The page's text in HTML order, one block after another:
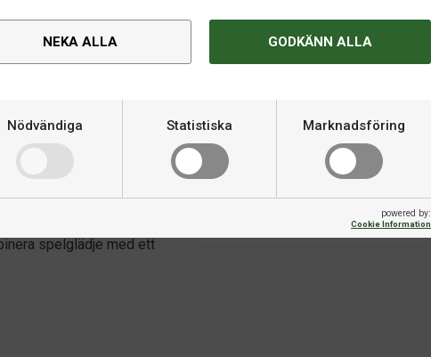
NEKA ALLA GODKÄNN ALLA
Nödvändiga Statistiska Marknadsföring
powered by:
Cookie Information
nivåjusterad, är Buffalo
optimal spelplan
bollrull
spelglädje med ett
Rekommenderat utrymme
Tillbehör inkluderat